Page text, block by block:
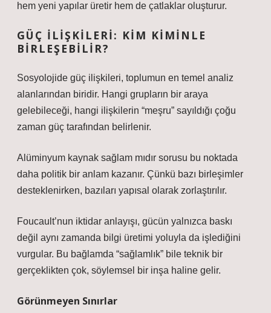
hem yeni yapılar üretir hem de çatlaklar oluşturur.
GÜÇ İLIŞKILERI: KIM KIMINLE
BIRLEŞEBILIR?
Sosyolojide güç ilişkileri, toplumun en temel analiz
alanlarından biridir. Hangi grupların bir araya
gelebileceği, hangi ilişkilerin “meşru” sayıldığı çoğu
zaman güç tarafından belirlenir.
Alüminyum kaynak sağlam mıdır sorusu bu noktada
daha politik bir anlam kazanır. Çünkü bazı birleşimler
desteklenirken, bazıları yapısal olarak zorlaştırılır.
Foucault’nun iktidar anlayışı, gücün yalnızca baskı
değil aynı zamanda bilgi üretimi yoluyla da işlediğini
vurgular. Bu bağlamda “sağlamlık” bile teknik bir
gerçeklikten çok, söylemsel bir inşa haline gelir.
Görünmeyen Sınırlar